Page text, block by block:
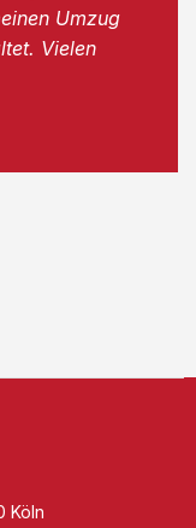
Umzug
Vielen
Köln